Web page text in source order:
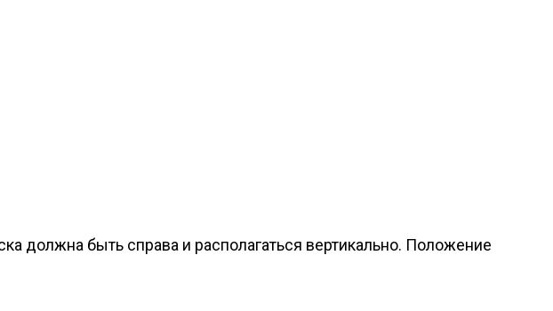
должна быть справа и располагаться вертикально. Положение